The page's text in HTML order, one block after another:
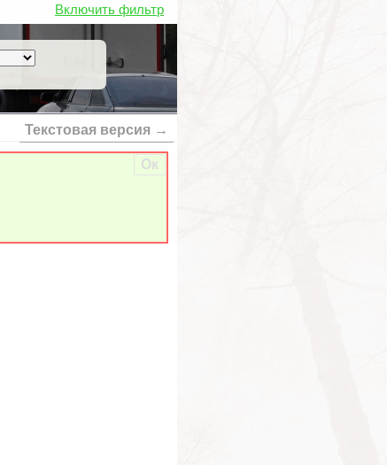
Включить фильтр
Текстовая версия →
Ок